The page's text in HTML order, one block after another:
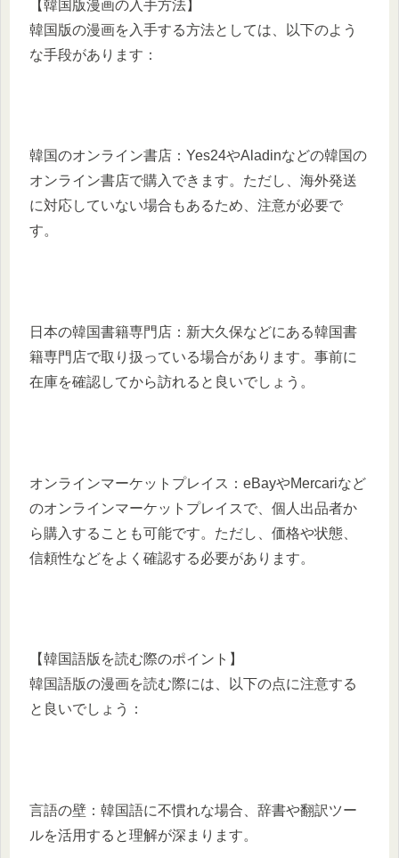
【韓国版漫画の入手方法】
韓国版の漫画を入手する方法としては、以下のよう
な手段があります：
韓国のオンライン書店：Yes24やAladinなどの韓国の
オンライン書店で購入できます。ただし、海外発送
に対応していない場合もあるため、注意が必要で
す。
日本の韓国書籍専門店：新大久保などにある韓国書
籍専門店で取り扱っている場合があります。事前に
在庫を確認してから訪れると良いでしょう。
オンラインマーケットプレイス：eBayやMercariなど
のオンラインマーケットプレイスで、個人出品者か
ら購入することも可能です。ただし、価格や状態、
信頼性などをよく確認する必要があります。
【韓国語版を読む際のポイント】
韓国語版の漫画を読む際には、以下の点に注意する
と良いでしょう：
言語の壁：韓国語に不慣れな場合、辞書や翻訳ツー
ルを活用すると理解が深まります。